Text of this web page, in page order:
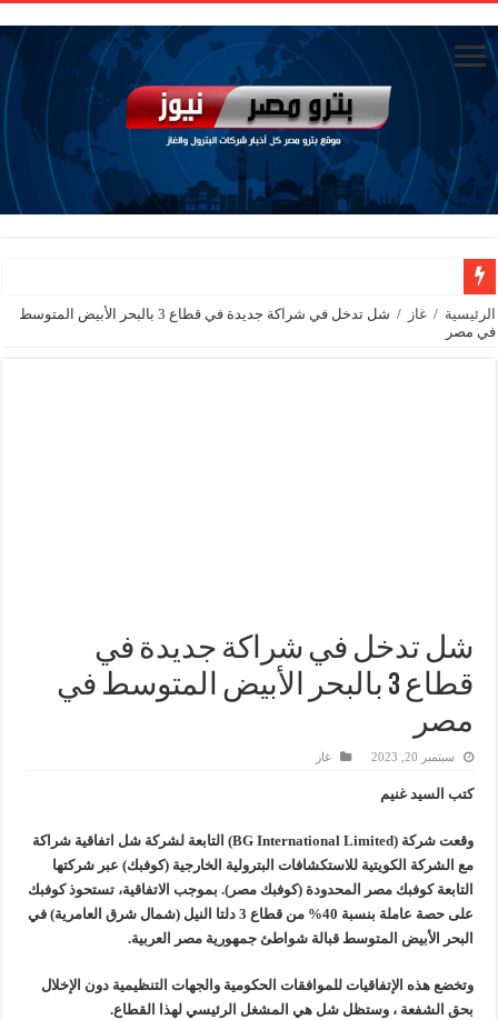
وزير البترول والثروة المعدنية يتابع من مركز التحكم بشركة جاسكو انتظام
جنوب الوادي القابضة للبترول» تنظم لقاءً توعويًا حول إدارة الأزمات ورفع كفاءة
الرئيسية / غاز /
شل تدخل في شراكة جديدة في قطاع 3 بالبحر الأبيض المتوسط
في مصر
شل تدخل في شراكة جديدة في
قطاع 3 بالبحر الأبيض المتوسط في
مصر
سبتمبر 20, 2023 غاز
كتب السيد غنيم
وقعت شركة (BG International Limited) التابعة لشركة شل اتفاقية شراكة
مع الشركة الكويتية للاستكشافات البترولية الخارجية (كوفبك) عبر شركتها
التابعة كوفبك مصر المحدودة (كوفبك مصر). بموجب الاتفاقية، تستحوذ كوفبك
على حصة عاملة بنسبة 40% من قطاع 3 دلتا النيل (شمال شرق العامرية) في
البحر الأبيض المتوسط قبالة شواطئ جمهورية مصر العربية.
وتخضع هذه الإتفاقيات للموافقات الحكومية والجهات التنظيمية دون الإخلال
بحق الشفعة ، وستظل شل هي المشغل الرئيسي لهذا القطاع.